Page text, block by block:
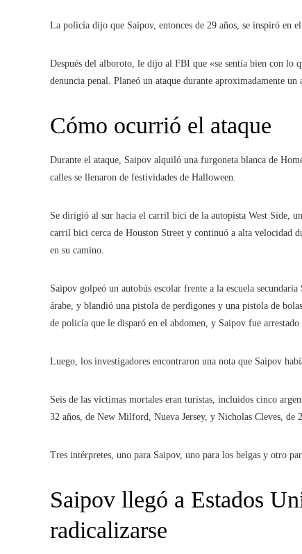
La policía dijo que Saipov, entonces de 29 años, se inspiró en
Después del alboroto, le dijo al FBI que «se sentía bien con lo
denuncia penal. Planeó un ataque durante aproximadamente un
Cómo ocurrió el ataque
Durante el ataque, Saipov alquiló una furgoneta blanca de
calles se llenaron de festividades de Halloween.
Se dirigió al sur hacia el carril bici de la autopista West Side,
carril bici cerca de Houston Street y continuó a alta velocidad
en su camino.
Saipov golpeó un autobús escolar frente a la escuela
árabe, y blandió una pistola de perdigones y una pistola de
de policía que le disparó en el abdomen, y Saipov fue
Luego, los investigadores encontraron una nota que Saipov
Seis de las víctimas mortales eran turistas, incluidos cinco
32 años, de New Milford, Nueva Jersey, y Nicholas Cleves, de
Tres intérpretes, uno para Saipov, uno para los belgas y otro
Saipov llegó a Estados
radicalizarse